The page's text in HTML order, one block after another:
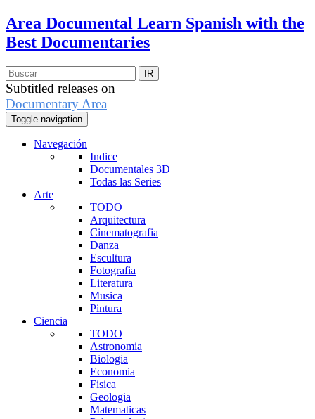
Area Documental Learn Spanish with the
Best Documentaries
Subtitled releases on
Documentary Area
Toggle navigation
Navegación
Indice
Documentales 3D
Todas las Series
Arte
TODO
Arquitectura
Cinematografia
Danza
Escultura
Fotografia
Literatura
Musica
Pintura
Ciencia
TODO
Astronomia
Biologia
Economia
Fisica
Geologia
Matematicas